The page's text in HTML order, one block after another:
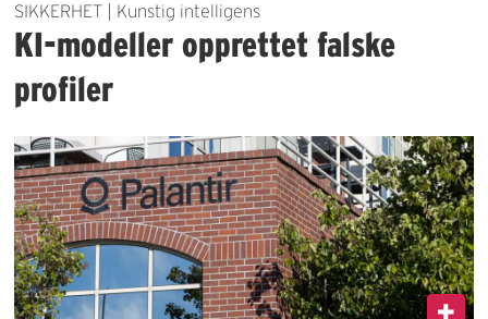
SIKKERHET | Kunstig intelligens
KI-modeller opprettet falske
profiler